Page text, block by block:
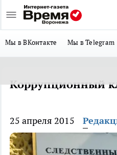
Мы в ВКонтакте Мы в Telegram
Коррупционный
25 апреля 2015